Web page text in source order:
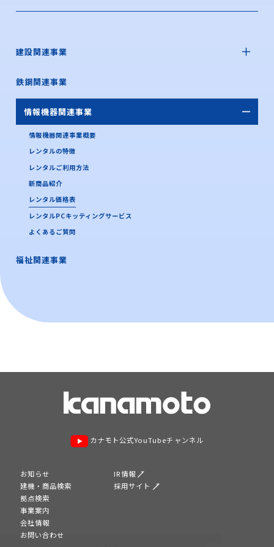
建設関連事業
鉄鋼関連事業
情報機器関連事業
情報機器関連事業概要
レンタルの特徴
レンタルご利用方法
新商品紹介
レンタル価格表
レンタルPCキッティングサービス
よくあるご質問
福祉関連事業
カナモト公式YouTubeチャンネル
お知らせ
建機・商品検索
拠点検索
事業案内
会社情報
お問い合わせ
IR情報
採用サイト